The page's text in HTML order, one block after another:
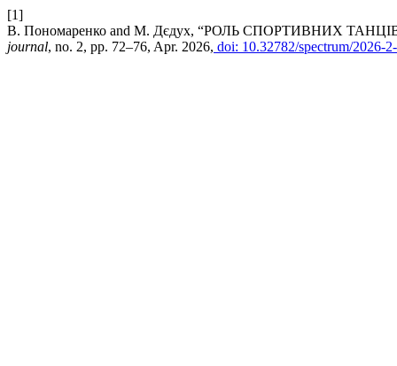
[1]
В. Пономаренко and М. Дєдух, “РОЛЬ СПОРТИВНИХ
journal, no. 2, pp. 72–76, Apr. 2026, doi: 10.32782/spectrum/2026-